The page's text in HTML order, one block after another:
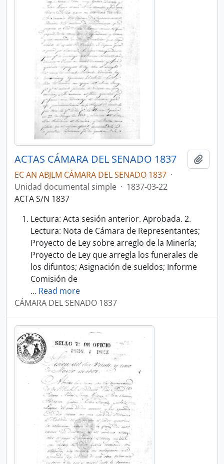
ACTAS CÁMARA DEL SENADO 1837
EC AN ABJLM CÁMARA DEL SENADO 1837 ·
Unidad documental simple · 1837-03-22
ACTA S/N 1837
Lectura: Acta sesión anterior. Aprobada. 2.
Lectura: Nota de Cámara de Representantes;
Proyecto de Ley sobre arreglo de la Minería;
Proyecto de Ley que arregla los funerales de
los difuntos; Asignación de sueldos; Informe
Comisión de
… Read more
CÁMARA DEL SENADO 1837